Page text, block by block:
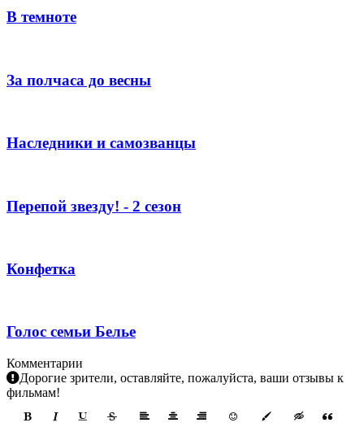
В темноте
За полчаса до весны
Наследники и самозванцы
Перепой звезду! - 2 сезон
Конфетка
Голос семьи Белье
Комментарии
Дорогие зрители, оставляйте, пожалуйста, ваши отзывы к
фильмам!